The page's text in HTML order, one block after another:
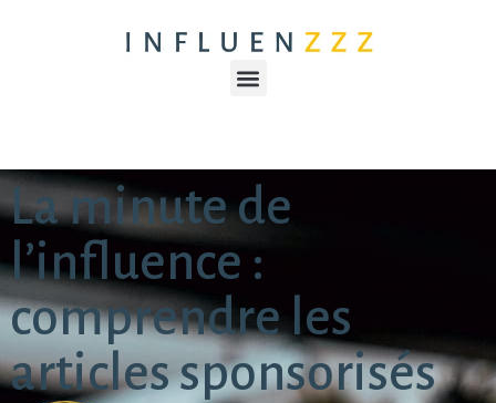
La minute de
l’influence :
comprendre les
articles sponsorisés